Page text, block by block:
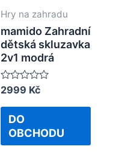
Hry na zahradu
mamido Zahradní
dětská skluzavka
2v1 modrá
Rated
out
2999 Kč
DO
OBCHODU